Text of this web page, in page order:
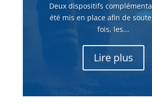
Deux dispositifs
été mis en place afin de
fois, les...
Lire plus